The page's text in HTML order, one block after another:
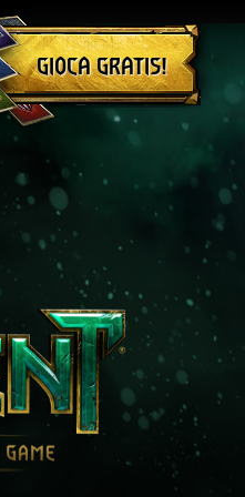
GIOCA GRATIS!